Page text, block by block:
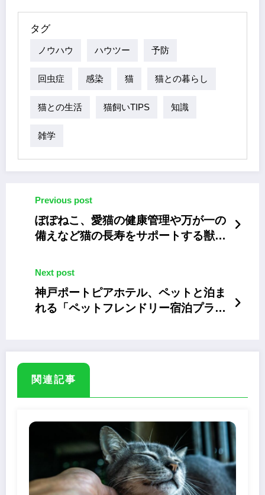
タグ
ノウハウ ハウツー 予防
回虫症 感染 猫 猫との暮らし
猫との生活 猫飼いTIPS 知識
雑学
Previous post
ぽぽねこ、愛猫の健康管理や万が一の
備えなど猫の長寿をサポートする獣医
Next post
神戸ポートピアホテル、ペットと泊ま
れる「ペットフレンドリー宿泊プラ
関連記事